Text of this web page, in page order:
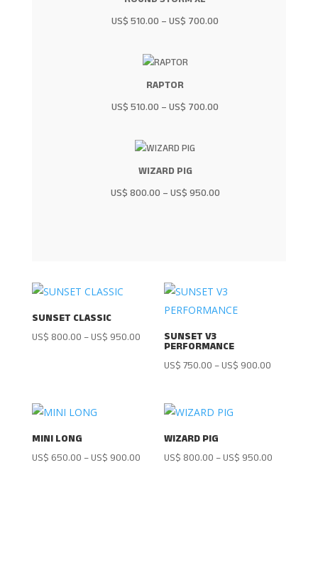
US$ 510.00 –US$ 700.00
RAPTOR
US$ 510.00 –US$ 700.00
WIZARD PIG
US$ 800.00 – US$ 950.00
SUNSET CLASSIC
US$ 800.00 –US$ 950.00
SUNSET V3
PERFORMANCE
US$ 750.00 –US$ 900.00
MINI LONG
US$ 650.00 –US$ 900.00
WIZARD PIG
US$ 800.00 –US$ 950.00